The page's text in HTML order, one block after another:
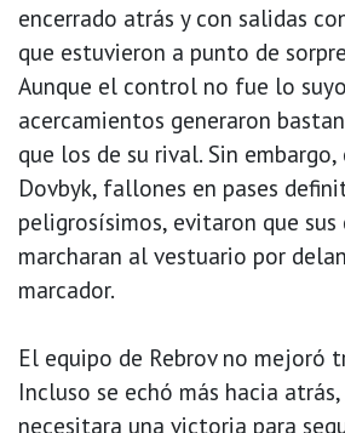
encerrado atrás y con salidas
que estuvieron a punto de
Aunque el control no fue lo
acercamientos generaron
que los de su rival. Sin embargo,
Dovbyk, fallones en pases
peligrosísimos, evitaron que sus
marcharan al vestuario por
marcador.
El equipo de Rebrov no mejoró
Incluso se echó más hacia
necesitara una victoria para